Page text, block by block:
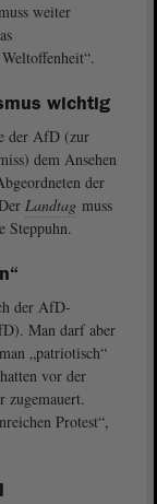
weiter
wichtig
der AfD (zur
dem Ansehen
der
Landtag muss
Steppuhn.
der AfD-
Man darf aber
„patriotisch“
vor der
zugemauert.
Protest“,